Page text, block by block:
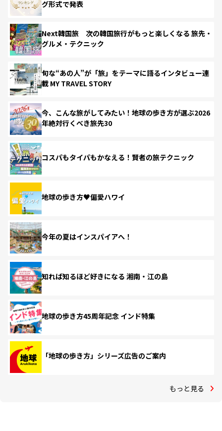
グ形式で発表
Next韓国旅 次の韓国旅行がもっと楽しくなる 旅先・
グルメ・テクニック
旬な“あの人”が「旅」をテーマに語るインタビュー連
載 MY TRAVEL STORY
今、こんな旅がしてみたい！地球の歩き方が選ぶ2026
年絶対行くべき旅先30
コスパもタイパもかなえる！賢者の旅テクニック
地球の歩き方♥偏愛ハワイ
今年の夏はインスパイアへ！
知れば知るほど好きになる 湘南・江の島
地球の歩き方45周年記念 インド特集
「地球の歩き方」シリーズ広告のご案内
もっと見る